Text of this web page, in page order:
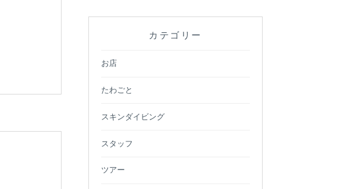
カテゴリー
お店
たわごと
スキンダイビング
スタッフ
ツアー